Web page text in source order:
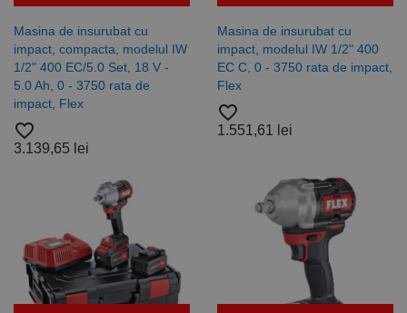
Masina de insurubat cu
impact, compacta, modelul IW
1/2" 400 EC/5.0 Set, 18 V -
5.0 Ah, 0 - 3750 rata de
impact, Flex
favorite_border
3.139,65 lei
Masina de insurubat cu
impact, modelul IW 1/2" 400
EC C, 0 - 3750 rata de impact,
Flex
favorite_border
1.551,61 lei
atribuirea
unui număr
generat
aleatoriu ca
identificator
pentru a
calcula
datele
despre
vizitatori,
sesiuni și
campanii
pentru
rapoartele
de analiză a
site-urilor.
furnizat în
mod
normal de
un centru
de date